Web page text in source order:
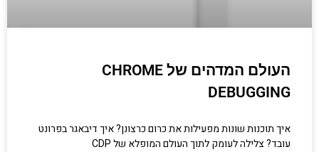
העולם המדהים של CHROME
DEBUGGING
איך תוכנות שונות מפעילות את כרום כרצונן? איך דיבאגר בפרונט
עובד? צלילה לעומק לתוך העולם המופלא של CDP